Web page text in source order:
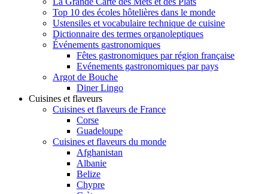
Top 10 des écoles hôtelières dans le monde
Ustensiles et vocabulaire technique de cuisine
Dictionnaire des termes organoleptiques
Événements gastronomiques
Fêtes gastronomiques par région française
Evénements gastronomiques par pays
Argot de Bouche
Diner Lingo
Cuisines et flaveurs
Cuisines et flaveurs de France
Corse
Guadeloupe
Cuisines et flaveurs du monde
Afghanistan
Albanie
Belize
Chypre